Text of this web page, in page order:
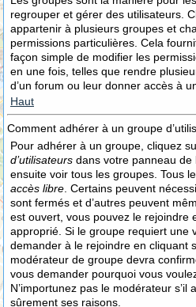
regrouper et gérer des utilisateurs.
appartenir à plusieurs groupes et
permissions particulières. Cela
façon simple de modifier les
en une fois, telles que rendre
d’un forum ou leur donner accès à
Haut
Comment adhérer à un groupe
Pour adhérer à un groupe, cliquez
d’utilisateurs dans votre panneau de
ensuite voir tous les groupes. Tous
accès libre . Certains peuvent
sont fermés et d’autres peuvent
est ouvert, vous pouvez le rejoindre
approprié. Si le groupe requiert une
demander à le rejoindre en cliquant
modérateur de groupe devra
vous demander pourquoi vous
N’importunez pas le modérateur s’il
sûrement ses raisons.